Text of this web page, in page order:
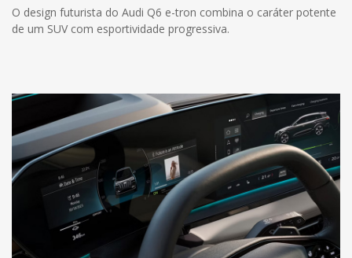
O design futurista do Audi Q6 e-tron combina o caráter potente
de um SUV com esportividade progressiva.